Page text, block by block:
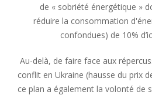
de « sobriété énergétique »
réduire la consommation
confondues) de 10%
Au-delà, de faire face aux
conflit en Ukraine (hausse du prix
ce plan a également la volonté de